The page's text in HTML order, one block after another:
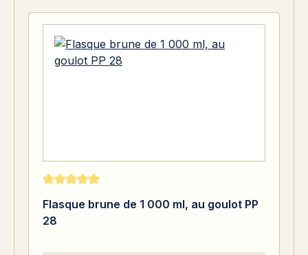
Flasque brune de 1 000 ml, au goulot PP
28